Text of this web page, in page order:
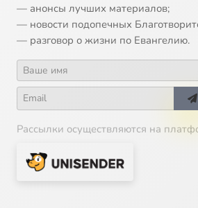
— анонсы лучших материалов;
— новости подопечных
— разговор о жизни по Евангелию.
Рассылки осуществляются на